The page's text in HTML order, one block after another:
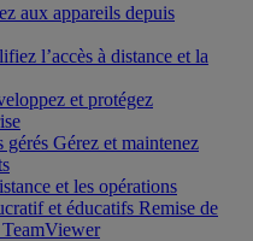
aux appareils depuis
l’accès à distance et la
et protégez
gérés Gérez et maintenez
et les opérations
et éducatifs Remise de